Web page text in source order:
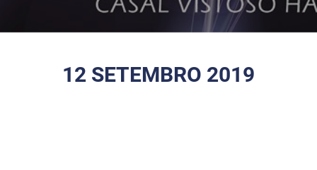
12 SETEMBRO 2019